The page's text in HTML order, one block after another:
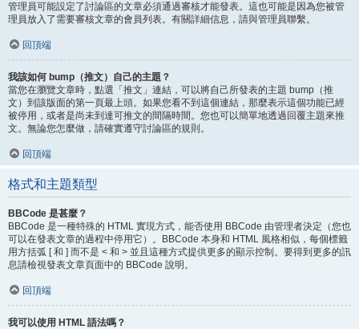
管理員可能設定了討論區的文章必須通過審核才能發表。這也可能是因為您被管
理員放入了需要審核文章的會員列表。有關詳細信息，請與管理員聯繫。
回頂端
我該如何 bump（推文）自己的主題？
當您在瀏覽文章時，點選「推文」連結，可以將自己所發表的主題 bump（推
文）到該版面的第一頁最上頭。如果您看不到這個連結，那麼表示這個功能已經
被停用，或者是尚未到達可推文的間隔時間。您也可以簡單地透過回覆主題來推
文。無論您怎麼做，請確實遵守討論區的規則。
回頂端
格式和主題類型
BBCode 是甚麼？
BBCode 是一種特殊的 HTML 實現方式，能否使用 BBCode 由管理者決定（您也
可以在發表文章的過程中停用它）。BBCode 本身和 HTML 風格相似，每個標籤
用方括弧 [ 和 ] 而不是 < 和 > 並且這種方式提供更多的顯示控制。要得到更多的訊
息請檢視發表文章頁面中的 BBCode 說明。
回頂端
我可以使用 HTML 語法嗎？